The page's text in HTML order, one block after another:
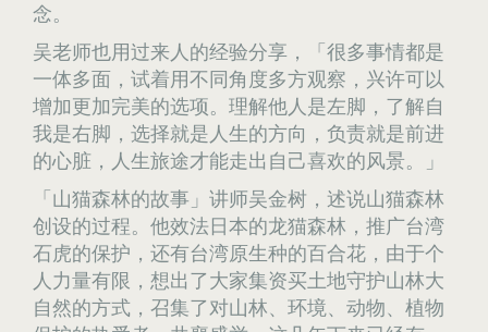
念。
吴老师也用过来人的经验分享，「很多事情都是
一体多面，试着用不同角度多方观察，兴许可以
增加更加完美的选项。理解他人是左脚，了解自
我是右脚，选择就是人生的方向，负责就是前进
的心脏，人生旅途才能走出自己喜欢的风景。」
「山猫森林的故事」讲师吴金树，述说山猫森林
创设的过程。他效法日本的龙猫森林，推广台湾
石虎的保护，还有台湾原生种的百合花，由于个
人力量有限，想出了大家集资买土地守护山林大
自然的方式，召集了对山林、环境、动物、植物